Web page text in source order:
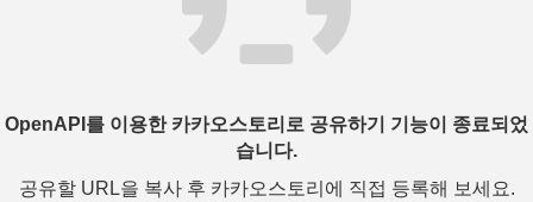
OpenAPI를 이용한 카카오스토리로 공유하기 기능이 종료되었
습니다.
공유할 URL을 복사 후 카카오스토리에 직접 등록해 보세요.